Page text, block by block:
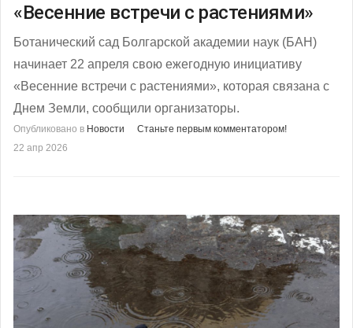
«Весенние встречи с растениями»
Ботанический сад Болгарской академии наук (БАН)
начинает 22 апреля свою ежегодную инициативу
«Весенние встречи с растениями», которая связана с
Днем Земли, сообщили организаторы.
Опубликовано в Новости
Станьте первым комментатором!
22 апр 2026